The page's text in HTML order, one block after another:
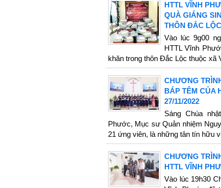
HTTL VĨNH
QUÀ GIÁNG
THÔN ĐẮC
Vào lúc 9g00
HTTL Vĩnh
khăn trong thôn Đắc Lộc thuộc xã
CHƯƠNG
BÁP TÊM CỦA
27/11/2022
Sáng Chúa
Phước, Mục sư Quản nhiệm
21 ứng viên, là những tân tín hữu
CHƯƠNG
HTTL VĨNH
Vào lúc 19h30